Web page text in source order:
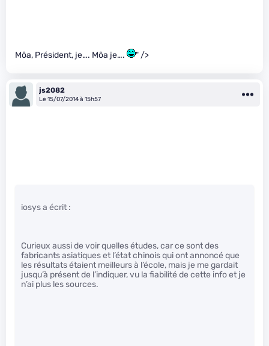
Môa, Président, je…. Môa je…. " />
js2082
Le 15/07/2014 à 15h57
iosys a écrit :
Curieux aussi de voir quelles études, car ce sont des
fabricants asiatiques et l’état chinois qui ont annoncé que
les résultats étaient meilleurs à l’école, mais je me gardait
jusqu’à présent de l’indiquer, vu la fiabilité de cette info et je
n’ai plus les sources.